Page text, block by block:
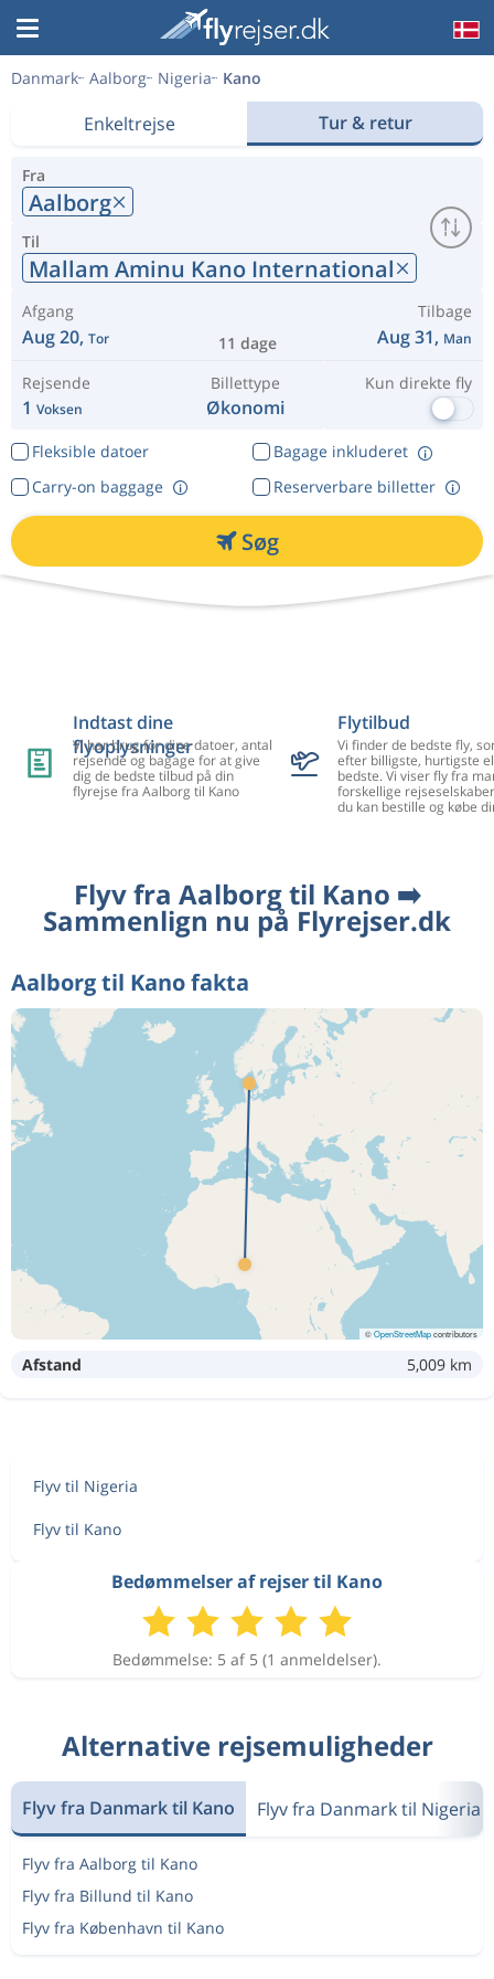
Danmark Aalborg Nigeria Kano
Enkeltrejse Tur & retur
Fra
Aalborg
Til
Mallam Aminu Kano International
Afgang
Aug 20, Tor 11 dage
Tilbage
Aug 31, Man
Rejsende
1 Voksen
Billettype
Økonomi
Kun direkte fly
Fleksible datoer
Bagage inkluderet
Reserverbare billetter
Carry-on baggage
Søg
Indtast dine
flyoplysninger
Vi har brug for dine datoer, antal
rejsende og bagage for at give
dig de bedste tilbud på din
flyrejse fra Aalborg til Kano
Flytilbud
Vi finder de bedste fly,
efter billigste, hurtigste
bedste. Vi viser fly fra
forskellige
du kan bestille og købe
Flyv fra Aalborg til Kano ➡️
Sammenlign nu på Flyrejser.dk
Aalborg til Kano fakta
©OpenStreetMapcontributors
Afstand 5,009 km
Flyv til Nigeria
Flyv til Kano
Bedømmelser af rejser til Kano
Bedømmelse: 5 af 5 (1 anmeldelser).
Alternative rejsemuligheder
Flyv fra Danmark til Kano Flyv fra Danmark til Nigeria
Flyv fra Aalborg til Kano
Flyv fra Billund til Kano
Flyv fra København til Kano